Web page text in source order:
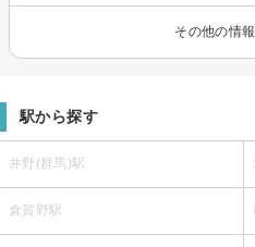
その他の情
駅から探す
井野(群馬)駅
倉賀野駅